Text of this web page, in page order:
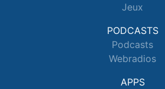
Jeux
PODCASTS
Podcasts
Webradios
APPS